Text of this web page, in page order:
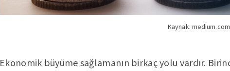
Kaynak: medium.com
Ekonomik büyüme sağlamanın birkaç yolu vardır.